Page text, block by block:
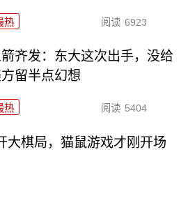
热 阅读 6923
齐发：东大这次出手，没给
留半点幻想
热 阅读 5404
大棋局，猫鼠游戏才刚开场